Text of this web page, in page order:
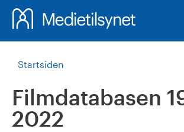
Startsiden
Filmdatabasen
2022